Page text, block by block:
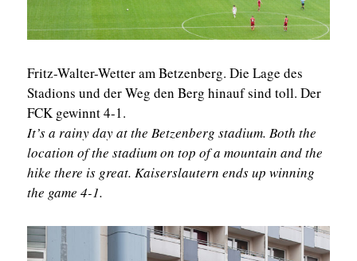
Fritz-Walter-Wetter am Betzenberg. Die Lage des
Stadions und der Weg den Berg hinauf sind toll. Der
FCK gewinnt 4-1.
It’s a rainy day at the Betzenberg stadium. Both the
location of the stadium on top of a mountain and the
hike there is great. Kaiserslautern ends up winning
the game 4-1.